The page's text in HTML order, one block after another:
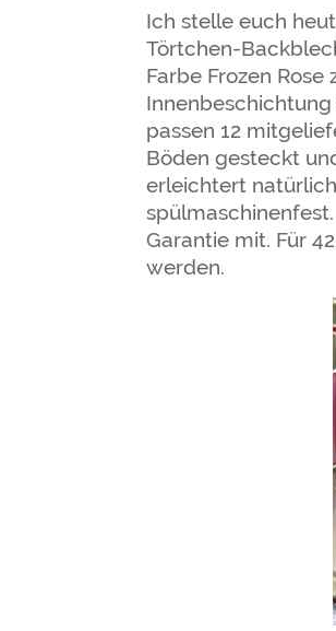
Ich stelle euch
Törtchen-
Farbe Frozen
passen 12
Böden gesteckt
erleichtert
Garantie mit. Für
werden.